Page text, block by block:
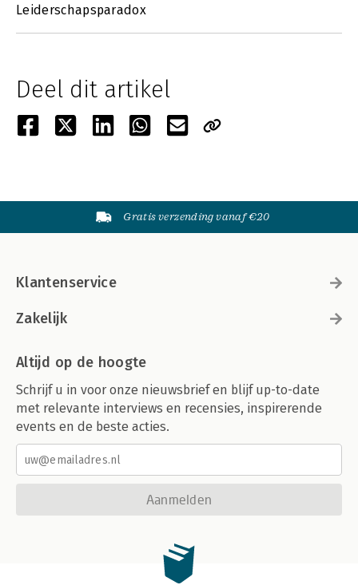
Leiderschapsparadox
Deel dit artikel
Gratis verzending vanaf €20
Klantenservice
Zakelijk
Altijd op de hoogte
Schrijf u in voor onze nieuwsbrief en blijf up-to-date
met relevante interviews en recensies, inspirerende
events en de beste acties.
Aanmelden